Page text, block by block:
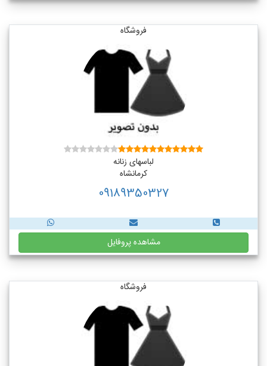
فروشگاه
لباسهای زنانه
کرمانشاه
09189350327
مشاهده پروفایل
فروشگاه